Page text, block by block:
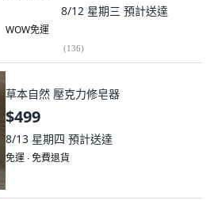
8/12 星期三 預計送達
WOW免運
(136)
草本自然 壓克力修皂器
$499
8/13 星期四 預計送達
免運 ∙ 免費退貨